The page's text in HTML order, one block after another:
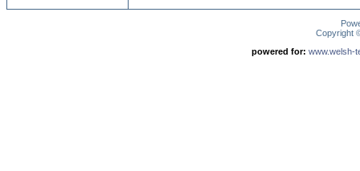
Copyright
powered for: www.welsh-